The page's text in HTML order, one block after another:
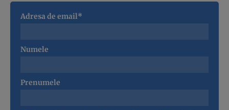
Adresa de email*
Numele
Prenumele